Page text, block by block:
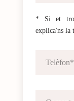
* Si et
explica'ns la